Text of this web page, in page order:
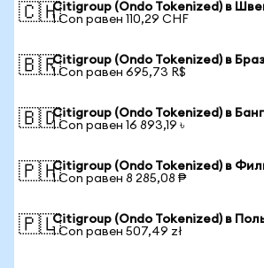
🇨🇭Citigroup (Ondo Tokenized) в
1 Con равен 110,29 CHF
🇧🇷Citigroup (Ondo Tokenized) в
1 Con равен 695,73 R$
🇧🇩Citigroup (Ondo Tokenized) в
1 Con равен 16 893,19 ৳
🇵🇭Citigroup (Ondo Tokenized) в
1 Con равен 8 285,08 ₱
🇵🇱Citigroup (Ondo Tokenized) в
1 Con равен 507,49 zł